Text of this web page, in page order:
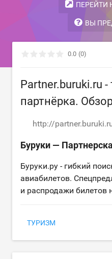
ПЕРЕЙТИ
ВЫ
0.0 (0)
Partner.buruki.ru -
партнёрка.
http://
Буруки —
Буруки.ру - гибкий
авиабилетов.
и распродажи билетов
ТУРИЗМ